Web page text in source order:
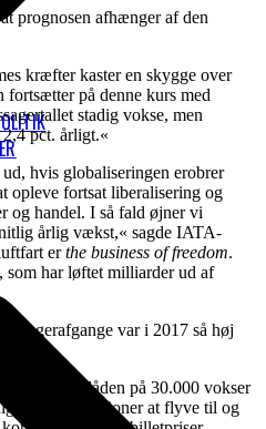
prognosen afhænger af den
kræfter kaster en skygge over
fortsætter på denne kurs med
stadig vokse, men
pct. årligt.«
hvis globaliseringen erobrer
opleve fortsat liberalisering og
og handel. I så fald øjner vi
årlig vækst,« sagde IATA-
erthe business of freedom.
har løftet milliarder ud af
var i 2017 så høj
antal fly – flåden på 30.000 vokser
flere destinationer at flyve til og